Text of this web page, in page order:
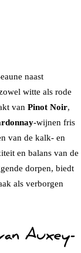
naast
witte als rode
van Pinot Noir,
-wijnen fris
van de kalk- en
en balans van de
dorpen, biedt
als verborgen
Auxey-